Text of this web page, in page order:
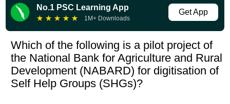
No.1 PSC Learning App
★ ★ ★ ★ ★ 1M+ Downloads
Get App
Which of the following is a pilot project of
the National Bank for Agriculture and Rural
Development (NABARD) for digitisation of
Self Help Groups (SHGs)?